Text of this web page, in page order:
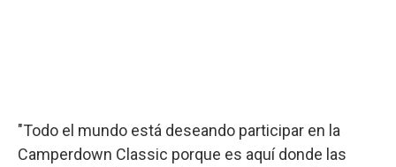
"Todo el mundo está deseando participar en la
Camperdown Classic porque es aquí donde las